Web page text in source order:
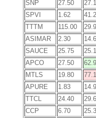
SNP 27.50
SPVI
1.62
TTTM
115.00
ASIMAR
2.30
SAUCE
25.75
APCO
27.50
MTLS
19.80
APURE
1.83
TTCL
24.40
CCP
6.70